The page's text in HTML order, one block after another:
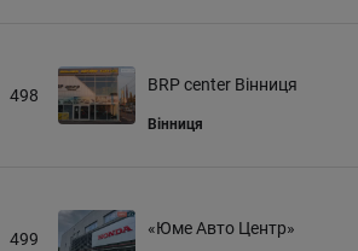
498
BRP center Вінниця
Вінниця
499
«Юме Авто Центр»